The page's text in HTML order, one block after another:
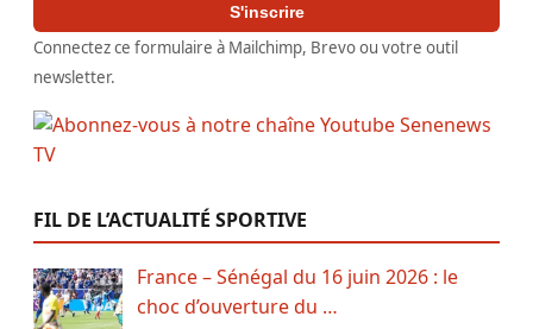
S'inscrire
Connectez ce formulaire à Mailchimp, Brevo ou votre outil
newsletter.
FIL DE L’ACTUALITÉ SPORTIVE
France – Sénégal du 16 juin 2026 : le
choc d’ouverture du …